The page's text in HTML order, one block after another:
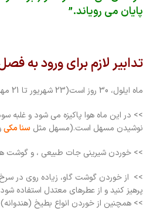
پایان می رویاند.”
تدابیر لازم برای ورود به
ماه ایلول، 30 روز است(23 شهریور تا 21 مهر)
>> در این ماه هوا پاکیزه می شود و غلبه
نوشیدن مسهل است.(مسهل مثل سنا مکی
>> خوردن شیرینی جات طبیعی ، و گوشت
>> از خوردن گوشت گاو، زیاده روی در
پرهیز کنید و از عطرهای معتدل استفاده
>> همچنین از خوردن انواع بطیخ (هندوانه)